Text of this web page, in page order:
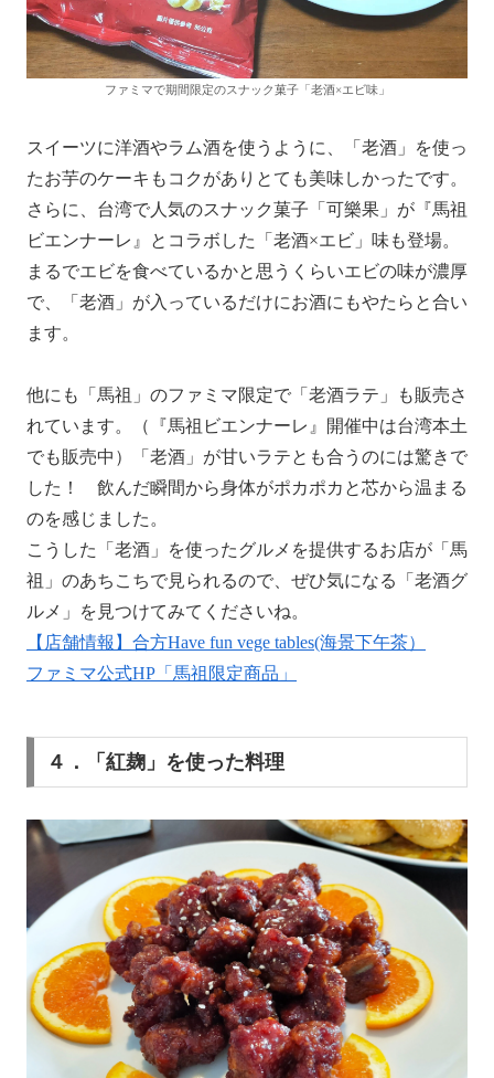
ファミマで期間限定のスナック菓子「老酒×エビ味」
スイーツに洋酒やラム酒を使うように、「老酒」を使っ
たお芋のケーキもコクがありとても美味しかったです。
さらに、台湾で人気のスナック菓子「可樂果」が『馬祖
ビエンナーレ』とコラボした「老酒×エビ」味も登場。
まるでエビを食べているかと思うくらいエビの味が濃厚
で、「老酒」が入っているだけにお酒にもやたらと合い
ます。
他にも「馬祖」のファミマ限定で「老酒ラテ」も販売さ
れています。（『馬祖ビエンナーレ』開催中は台湾本土
でも販売中）「老酒」が甘いラテとも合うのには驚きで
した！ 飲んだ瞬間から身体がポカポカと芯から温まる
のを感じました。
こうした「老酒」を使ったグルメを提供するお店が「馬
祖」のあちこちで見られるので、ぜひ気になる「老酒グ
ルメ」を見つけてみてくださいね。
【店舗情報】合方Have fun vege tables(海景下午茶）
ファミマ公式HP「馬祖限定商品」
４．「紅麹」を使った料理